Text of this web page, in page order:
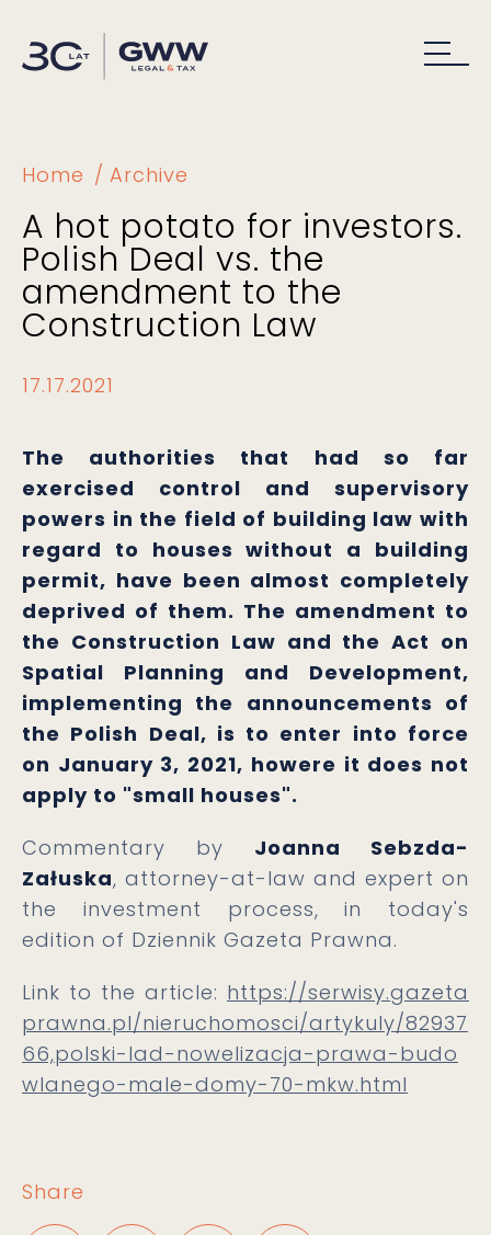
Home Archive
A hot potato for investors.
Polish Deal vs. the
amendment to the
Construction Law
17.17.2021
The authorities that had so far
exercised control and supervisory
powers in the field of building law with
regard to houses without a building
permit, have been almost completely
deprived of them. The amendment to
the Construction Law and the Act on
Spatial Planning and Development,
implementing the announcements of
the Polish Deal, is to enter into force
on January 3, 2021, howere it does not
apply to "small houses".
Commentary by Joanna Sebzda-
Załuska, attorney-at-law and expert on
the investment process, in today's
edition of Dziennik Gazeta Prawna.
Link to the article: https://serwisy.gazeta
prawna.pl/nieruchomosci/artykuly/82937
66,polski-lad-nowelizacja-prawa-budo
wlanego-male-domy-70-mkw.html
Share